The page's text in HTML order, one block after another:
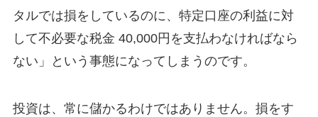
タルでは損をしているのに、特定口座の利益に対
して不必要な税金 40,000円を支払わなければなら
ない」という事態になってしまうのです。
投資は、常に儲かるわけではありません。損をす